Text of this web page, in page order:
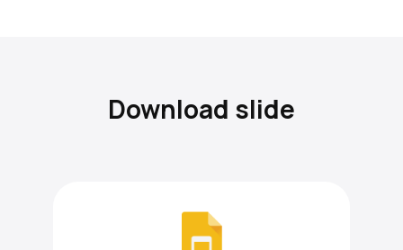
Download slide